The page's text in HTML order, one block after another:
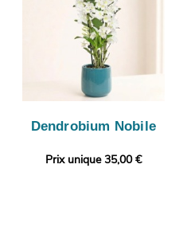
Dendrobium Nobile
Prix unique 35,00 €